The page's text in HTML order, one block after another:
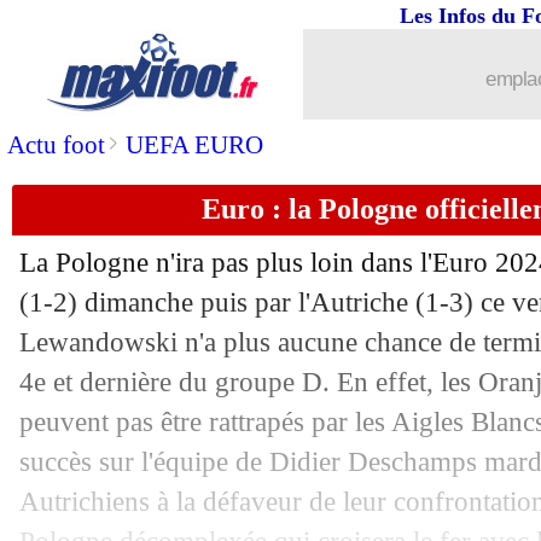
Actu foot> UEFA EURO
Les Infos du
Euro : la Pologne
La Pologne n'ira pas plus loin dans l'Euro
(1-2) dimanche puis par l'Autriche (1-3) ce
Lewandowski n'a plus aucune chance de
4e et dernière du groupe D. En effet, les
peuvent pas être rattrapés par les Aigles
succès sur l'équipe de Didier Deschamps
Autrichiens à la défaveur de leur